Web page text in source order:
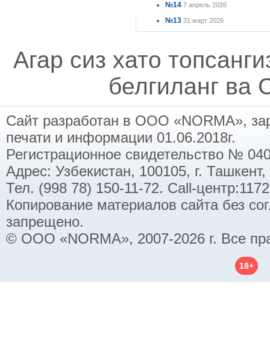
№14 7 апрель 2026
№13 31 март 2026
Агар сиз хато
белгиланг ва
Сайт разработан в ООО «NORMA»,
печати и информации 01.06.2018г.
Регистрационное свидетельство №
Адрес: Узбекистан, 100105, г.
Тел. (998 78) 150-11-72. Call-
Копирование материалов сайта без
запрещено.
© ООО «NORMA», 2007-2026 г. Все
18+